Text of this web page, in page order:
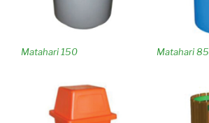
Matahari 150 Matahari 85